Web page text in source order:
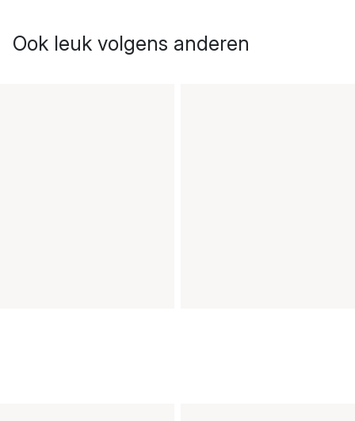
Ook leuk volgens anderen